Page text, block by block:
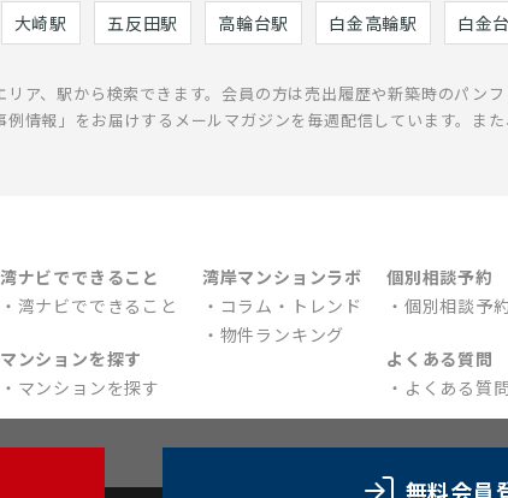
無料会員
大崎駅 五反田駅 高輪台駅 白金高輪駅 白金
ア、駅から検索できます。会員の方は売出履歴や新築時のパン
情報」をお届けするメールマガジンを毎週配信しています。ま
湾ナビでできること
湾ナビでできること
マンションを探す
マンションを探す
湾岸マンションラボ
コラム・トレンド
物件ランキング
個別相談予約
個別相談予
よくある質問
よくある質